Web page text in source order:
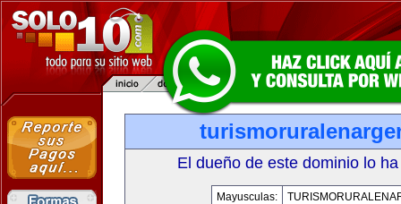
El dueño de este dominio lo
Mayusculas: